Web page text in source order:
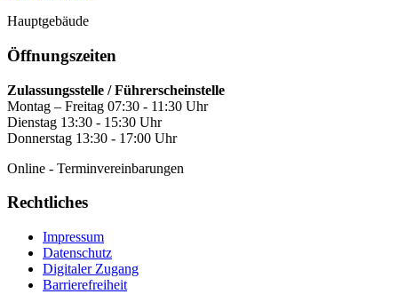
Hauptgebäude
Öffnungszeiten
Zulassungsstelle / Führerscheinstelle
Montag – Freitag 07:30 - 11:30 Uhr
Dienstag 13:30 - 15:30 Uhr
Donnerstag 13:30 - 17:00 Uhr
Online - Terminvereinbarungen
Rechtliches
Impressum
Datenschutz
Digitaler Zugang
Barrierefreiheit